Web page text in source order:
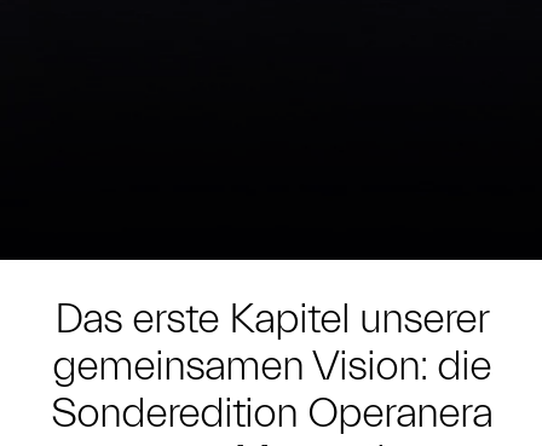
Das erste Kapitel unserer
gemeinsamen Vision: die
Sonderedition Operanera